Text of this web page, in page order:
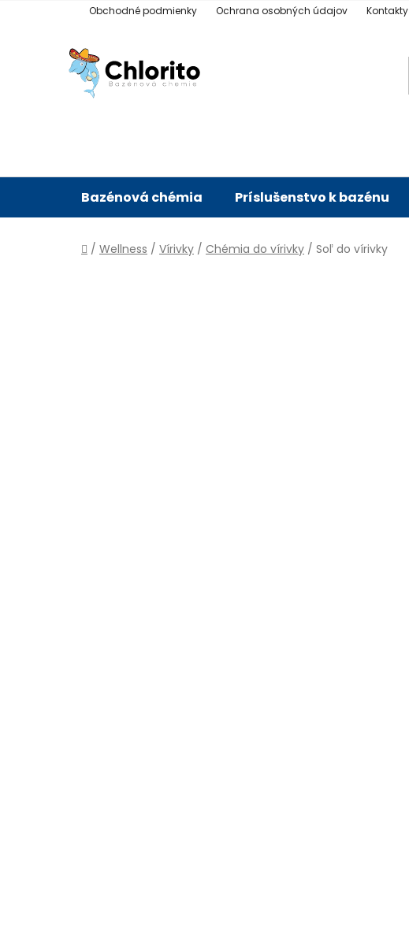
Obchodné podmienky Ochrana osobných údajov Kontakty
Bazénová chémia Príslušenstvo k bazénu
Domov
/ Wellness / Vírivky / Chémia do vírivky / Soľ do vírivky